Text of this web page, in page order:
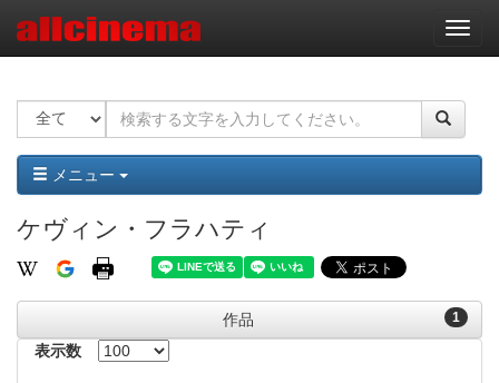
ナ
ビ
ー
ョ
ン
メニュー
ケヴィン・フラハティ
1
作品
表示数